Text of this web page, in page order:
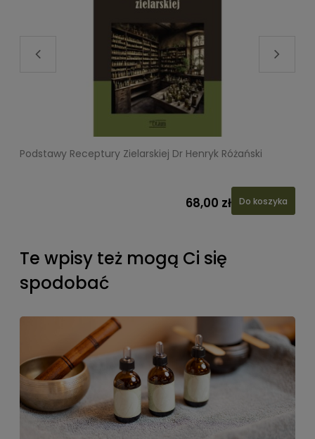
Podstawy Receptury Zielarskiej Dr Henryk Różański
68,00 zł Do koszyka
Te wpisy też mogą Ci się
spodobać